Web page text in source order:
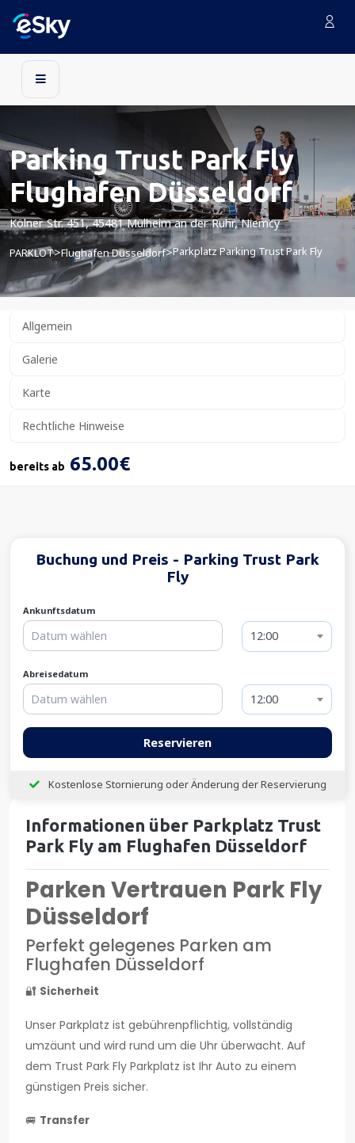
Parking Trust Park Fly
Flughafen Düsseldorf
Kölner Str. 451, 45481 Mülheim an der Ruhr, Niemcy
PARKLOT>Flughafen Düsseldorf>Parkplatz Parking Trust Park Fly
Allgemein
Galerie
Karte
Rechtliche Hinweise
bereits ab 65.00€
Informationen über Parkplatz Trust
Park Fly am Flughafen Düsseldorf
Parken Vertrauen Park Fly
Düsseldorf
Perfekt gelegenes Parken am
Flughafen Düsseldorf
🔐 Sicherheit
Unser Parkplatz ist gebührenpflichtig, vollständig
umzäunt und wird rund um die Uhr überwacht. Auf
dem Trust Park Fly Parkplatz ist Ihr Auto zu einem
günstigen Preis sicher.
🚐 Transfer
Buchung und Preis - Parking Trust Park
Fly
Ankunftsdatum
12:00
Abreisedatum
12:00
Reservieren
Kostenlose Stornierung oder Änderung der Reservierung